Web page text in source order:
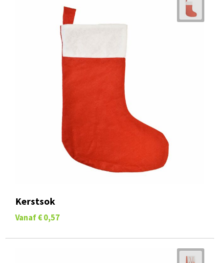
Kerstsok
Vanaf € 0,57